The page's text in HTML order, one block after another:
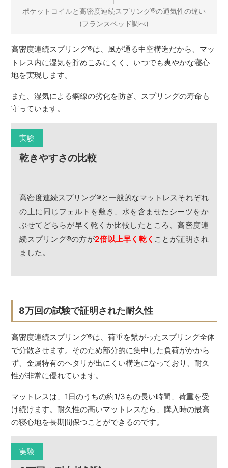
ポケットコイルと高密度連続スプリング®の通気性の違い
(フランスベッド調べ)
高密度連続スプリング®は、風が通る中空構造だから、マッ
トレス内に湿気を貯めこみにくく、いつでも爽やかな寝心
地を実現します。
また、湿気による鋼線の劣化を防ぎ、スプリングの寿命も
守っています。
実験
乾きやすさの比較
高密度連続スプリング®と一般的なマットレスそれぞれ
の上に同じフェルトを敷き、水を含ませたシーツをか
ぶせてどちらが早く乾くか比較したところ、高密度連
続スプリング®の方が2倍以上早く乾く ことが証明され
ました。
8万回の試験で証明された耐久性
高密度連続スプリング®は、荷重を繋がったスプリング全体
で分散させます。そのため部分的に集中した負荷がかから
ず、金属特有のヘタリが出にくい構造になっており、耐久
性が非常に優れています。
マットレスは、1日のうちの約1/3もの長い時間、荷重を受
け続けます。耐久性の高いマットレスなら、購入時の最高
の寝心地を長期間保つことができるのです。
実験